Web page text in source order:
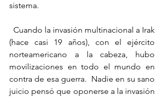
sistema.
(hace casi 19 años), con el ejército
norteamericano a la cabeza, hubo
movilizaciones en todo el mundo en
contra de esa guerra.  Nadie en su sano
juicio pensó que oponerse a la invasión